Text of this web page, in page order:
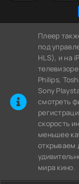
Плеер
под
HLS), и на
Philips,
Sony
cмотреть
скорость
меньшее
открываем
мира кино.